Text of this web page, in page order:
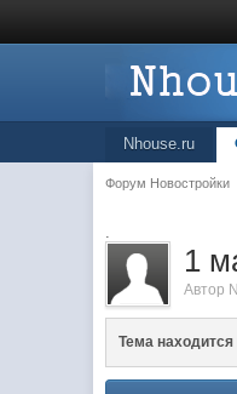
Nhouse.ru
Форум Новостройки
.
1
Автор
Тема находится